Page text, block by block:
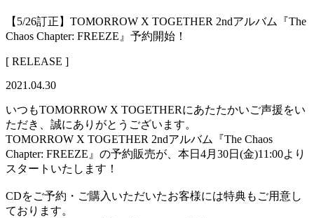
【5/26訂正】TOMORROW X TOGETHER 2ndアルバム『The
Chaos Chapter: FREEZE』予約開始！
[ RELEASE ]
2021.04.30
いつもTOMORROW X TOGETHERにあたたかいご声援をい
ただき、誠にありがとうございます。
TOMORROW X TOGETHER 2ndアルバム『The Chaos
Chapter: FREEZE』の予約販売が、本日4月30日(金)11:00より
スタートいたします！
CDをご予約・ご購入いただいたお客様には特典もご用意し
ております。